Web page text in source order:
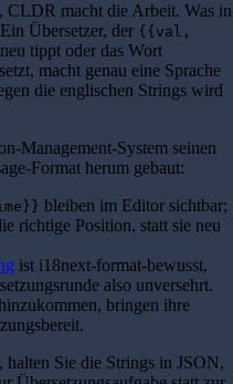
CLDR macht die Arbeit. Was in
Übersetzer, der {{val,
neu tippt oder das Wort
macht genau eine Sprache
die englischen Strings wird
Management-System seinen
Format herum gebaut:
bleiben im Editor sichtbar;
richtige Position, statt sie neu
ist i18next-format-bewusst,
also unversehrt.
bringen ihre
, halten Sie die Strings in JSON,